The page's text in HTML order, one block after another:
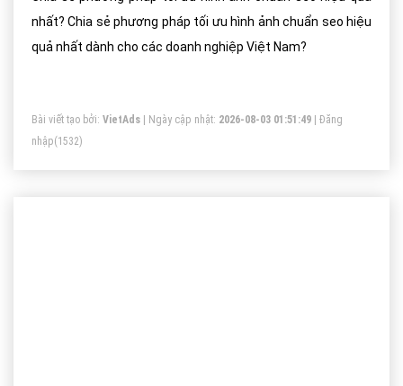
nhất? Chia sẻ phương pháp tối ưu hình ảnh chuẩn seo hiệu
quả nhất dành cho các doanh nghiệp Việt Nam?
Bài viết tạo bởi: VietAds | Ngày cập nhật: 2026-08-03 01:51:49
Đăng
nhập(1532)